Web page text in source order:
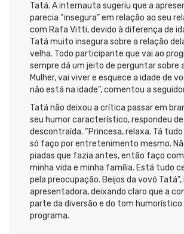
Tatá. A internauta sugeriu que a
parecia “insegura” em relação ao seu
com Rafa Vitti, devido à diferença de
Tatá muito insegura sobre a relação
velha. Todo participante que vai ao
sempre dá um jeito de perguntar sobre
Mulher, vai viver e esquece a idade de
não está na idade”, comentou a
Tatá não deixou a crítica passar em
seu humor característico, respondeu
descontraída. “Princesa, relaxa. Tá tudo
só faço por entretenimento mesmo.
piadas que fazia antes, então faço
minha vida e minha família. Está tudo
pela preocupação. Beijos da vovó Tatá”,
apresentadora, deixando claro que a
parte da diversão e do tom humorístico
programa.